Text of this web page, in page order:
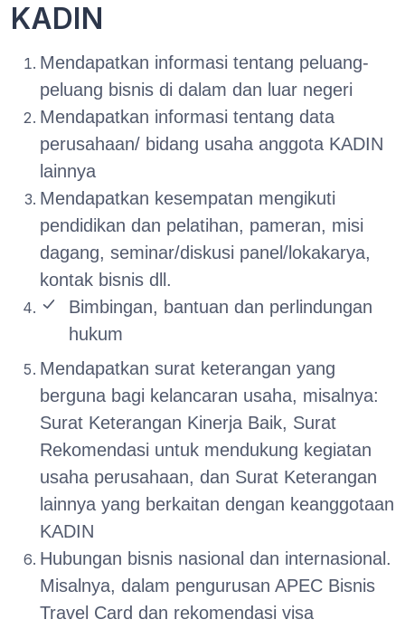
KADIN
Mendapatkan informasi tentang peluang-
peluang bisnis di dalam dan luar negeri
Mendapatkan informasi tentang data
perusahaan/ bidang usaha anggota KADIN
lainnya
Mendapatkan kesempatan mengikuti
pendidikan dan pelatihan, pameran, misi
dagang, seminar/diskusi panel/lokakarya,
kontak bisnis dll.
Bimbingan, bantuan dan perlindungan
hukum
Mendapatkan surat keterangan yang
berguna bagi kelancaran usaha, misalnya:
Surat Keterangan Kinerja Baik, Surat
Rekomendasi untuk mendukung kegiatan
usaha perusahaan, dan Surat Keterangan
lainnya yang berkaitan dengan keanggotaan
KADIN
Hubungan bisnis nasional dan internasional.
Misalnya, dalam pengurusan APEC Bisnis
Travel Card dan rekomendasi visa